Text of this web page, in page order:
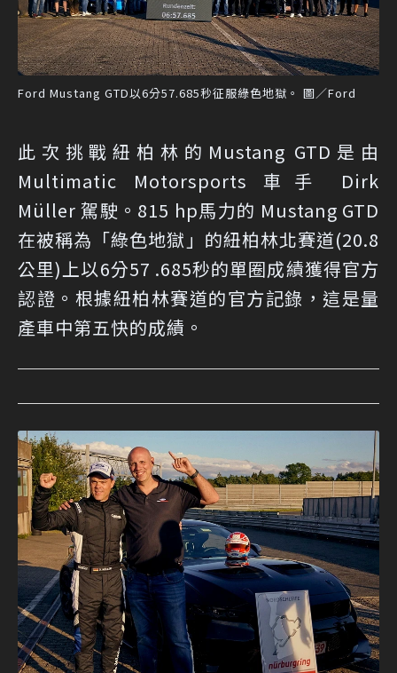
Ford Mustang GTD以6分57.685秒征服綠色地獄。 圖／Ford
此次挑戰紐柏林的Mustang GTD是由
Multimatic Motorsports 車手 Dirk
Müller 駕駛。815 hp馬力的 Mustang GTD
在被稱為「綠色地獄」的紐柏林北賽道(20.8
公里)上以6分57 .685秒的單圈成績獲得官方
認證。根據紐柏林賽道的官方記錄，這是量
產車中第五快的成績。